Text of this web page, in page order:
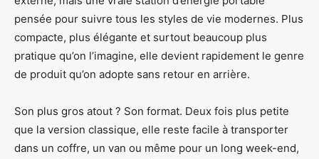
pensée pour suivre tous les styles de vie modernes. Plus
compacte, plus élégante et surtout beaucoup plus
pratique qu’on l’imagine, elle devient rapidement le genre
de produit qu’on adopte sans retour en arrière.
Son plus gros atout ? Son format. Deux fois plus petite
que la version classique, elle reste facile à transporter
dans un coffre, un van ou même pour un long week-end,